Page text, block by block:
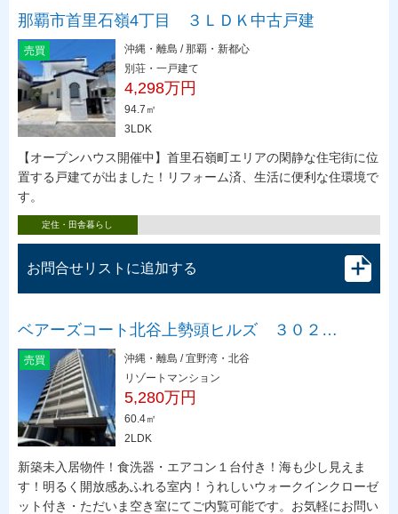
那覇市首里石嶺4丁目 ３ＬＤＫ中古戸建
売買
沖縄・離島 / 那覇・新都心
別荘・一戸建て
4,298万円
94.7㎡
3LDK
【オープンハウス開催中】首里石嶺町エリアの閑静な住宅街に位
置する戸建てが出ました！リフォーム済、生活に便利な住環境で
す。
定住・田舎暮らし
お問合せリストに追加する
ベアーズコート北谷上勢頭ヒルズ ３０２…
売買
沖縄・離島 / 宜野湾・北谷
リゾートマンション
5,280万円
60.4㎡
2LDK
新築未入居物件！食洗器・エアコン１台付き！海も少し見えま
す！明るく開放感あふれる室内！うれしいウォークインクローゼ
ット付き・ただいま空き室にてご内覧可能です。お気軽にお問い